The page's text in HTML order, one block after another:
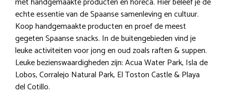
echte essentie van de Spaanse samenleving en cultuur.
Koop handgemaakte producten en proef de meest
gegeten Spaanse snacks. In de buitengebieden vind je
leuke activiteiten voor jong en oud zoals raften & suppen.
Leuke bezienswaardigheden zijn: Acua Water Park, Isla de
Lobos, Corralejo Natural Park, El Toston Castle & Playa
del Cotillo.